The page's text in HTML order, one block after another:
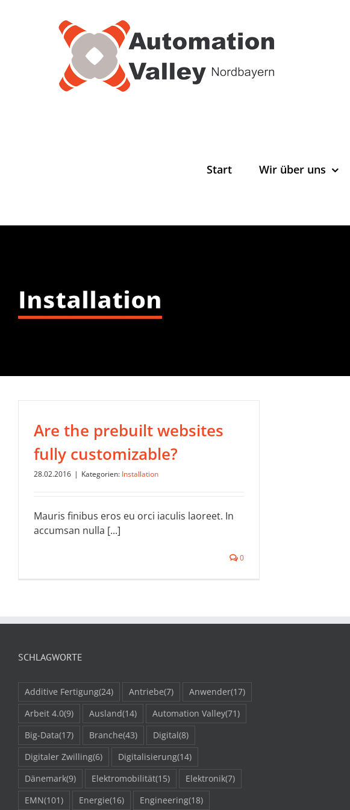
Start Wir über uns
Installation
Are the prebuilt websites
fully customizable?
28.02.2016 | Kategorien: Installation
Mauris finibus eros eu orci iaculis laoreet. In
accumsan nulla [...]
0
SCHLAGWORTE
Additive Fertigung(24) Antriebe(7) Anwender(17)
Arbeit 4.0(9) Ausland(14) Automation Valley(71)
Big-Data(17) Branche(43) Digital(8)
Digitaler Zwilling(6) Digitalisierung(14)
Dänemark(9) Elektromobilität(15) Elektronik(7)
EMN(101) Energie(16) Engineering(18)